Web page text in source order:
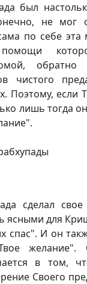
был
не мог
по себе эта
чистого
Поэтому, если
лишь тогда
сделал
ясными для
спас". И он
желание".
в том,
Своего